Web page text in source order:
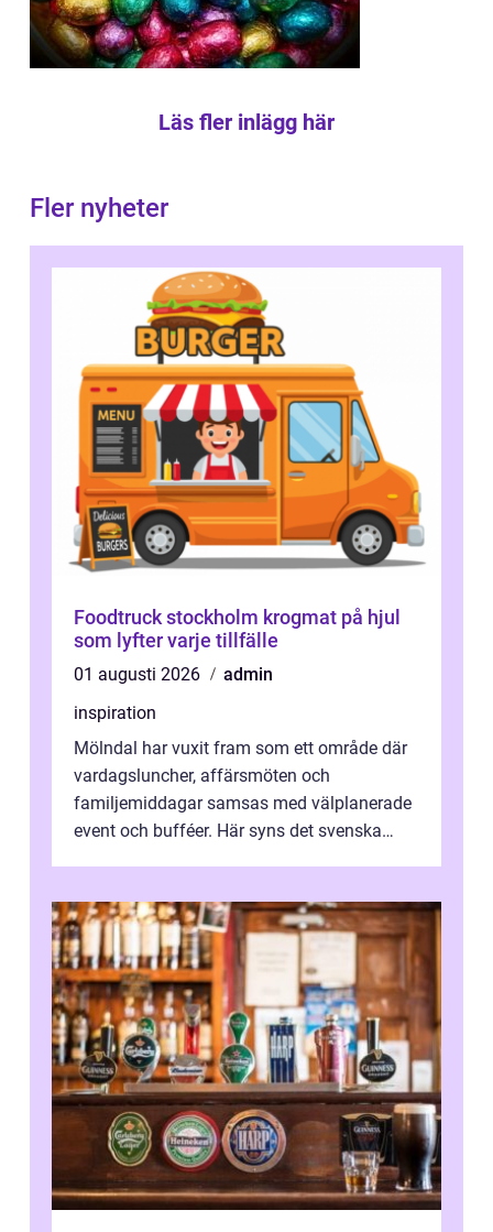
Läs fler inlägg här
Fler nyheter
Foodtruck stockholm krogmat på hjul
som lyfter varje tillfälle
01 augusti 2026
admin
inspiration
Mölndal har vuxit fram som ett område där
vardagsluncher, affärsmöten och
familjemiddagar samsas med välplanerade
event och bufféer. Här syns det svenska